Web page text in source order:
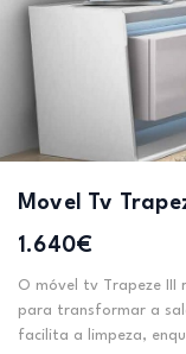
Movel Tv
1.640€
O móvel tv Trapeze III
para transformar a
facilita a limpeza,